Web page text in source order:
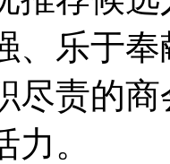
、乐于
尽责的
。